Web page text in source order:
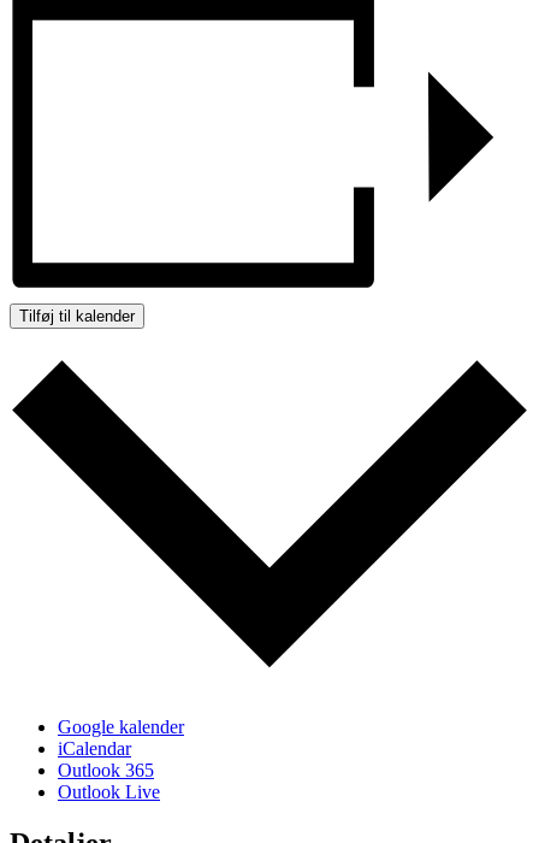
Tilføj til kalender
Google kalender
iCalendar
Outlook 365
Outlook Live